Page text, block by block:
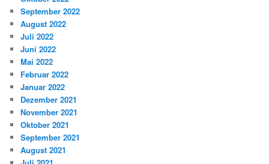
September 2022
August 2022
Juli 2022
Juni 2022
Mai 2022
Februar 2022
Januar 2022
Dezember 2021
November 2021
Oktober 2021
September 2021
August 2021